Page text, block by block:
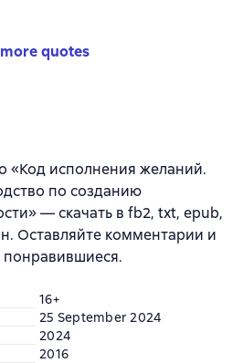
quotes
«Код исполнения желаний.
по созданию
— скачать в fb2, txt, epub,
Оставляйте комментарии и
понравившиеся.
16+
25 September 2024
2024
2016